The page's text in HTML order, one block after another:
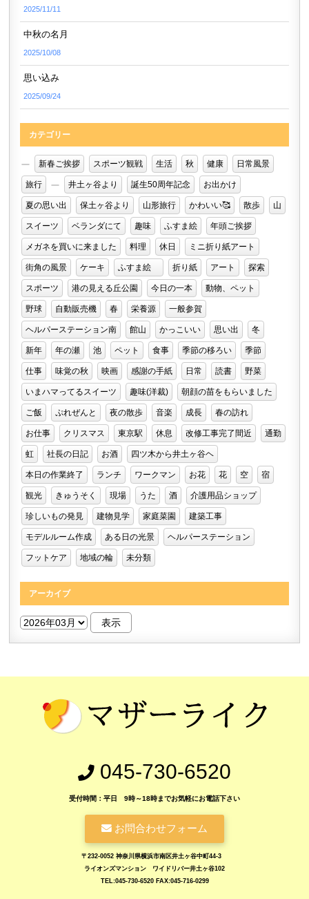
2025/11/11
中秋の名月
2025/10/08
思い込み
2025/09/24
カテゴリー
新春ご挨拶 スポーツ観戦 生活 秋 健康 日常風景
旅行 井土ヶ谷より 誕生50周年記念 お出かけ
夏の思い出 保土ヶ谷より 山形旅行 かわいい🥰 散歩 山
スイーツ ベランダにて 趣味 ふすま絵 年頭ご挨拶
メガネを買いに来ました 料理 休日 ミニ折り紙アート
街角の風景 ケーキ ふすま絵 折り紙 アート 探索
スポーツ 港の見える丘公園 今日の一本 動物、ペット
野球 自動販売機 春 栄養源 一般参賀
ヘルパーステーション南 館山 かっこいい 思い出 冬
新年 年の瀬 池 ペット 食事 季節の移ろい 季節
仕事 味覚の秋 映画 感謝の手紙 日常 読書 野菜
いまハマってるスイーツ 趣味(洋裁) 朝顔の苗をもらいました
ご飯 ぷれぜんと 夜の散歩 音楽 成長 春の訪れ
お仕事 クリスマス 東京駅 休息 改修工事完了間近 通勤
虹 社長の日記 お酒 四ツ木から井土ヶ谷ヘ
本日の作業終了 ランチ ワークマン お花 花 空 宿
観光 きゅうそく 現場 うた 酒 介護用品ショップ
珍しいもの発見 建物見学 家庭菜園 建築工事
モデルルーム作成 ある日の光景 ヘルパーステーション
フットケア 地域の輪 未分類
アーカイブ
045-730-6520
受付時間：平日 9時～18時までお気軽にお電話下さい
お問合わせフォーム
〒232-0052 神奈川県横浜市南区井土ヶ谷中町44-3
ライオンズマンション ワイドリバー井土ヶ谷102
TEL:045-730-6520 FAX:045-716-0299